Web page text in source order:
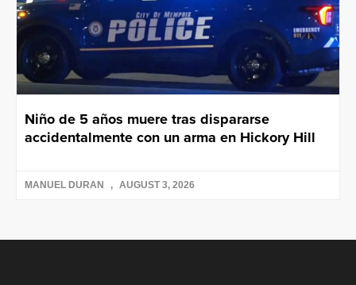
Niño de 5 años muere tras dispararse
accidentalmente con un arma en Hickory Hill
MANUEL DURAN AUGUST 3, 2026